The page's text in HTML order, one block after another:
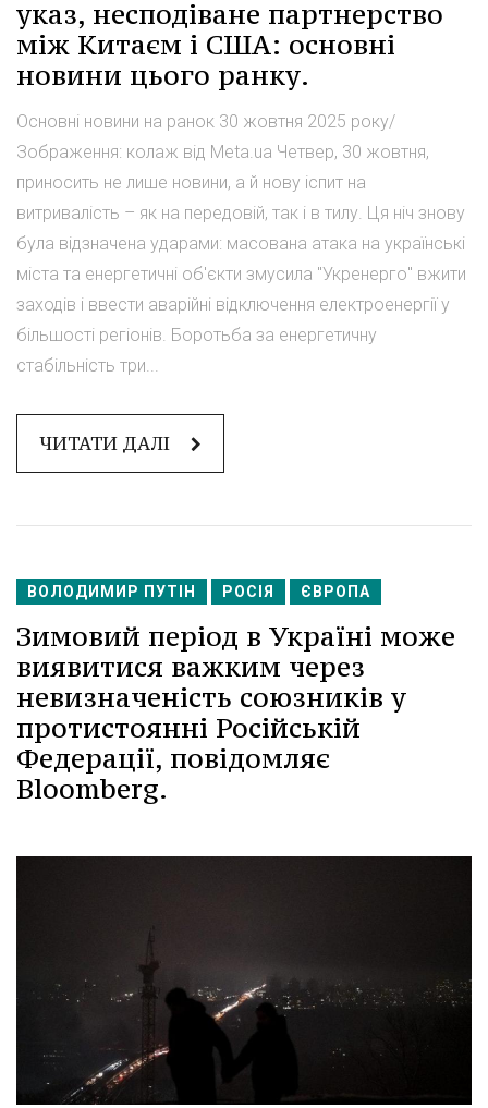
указ, несподіване партнерство
між Китаєм і США: основні
новини цього ранку.
Основні новини на ранок 30 жовтня 2025 року/
Зображення: колаж від Мeta.ua Четвер, 30 жовтня,
приносить не лише новини, а й нову іспит на
витривалість – як на передовій, так і в тилу. Ця ніч знову
була відзначена ударами: масована атака на українські
міста та енергетичні об'єкти змусила "Укренерго" вжити
заходів і ввести аварійні відключення електроенергії у
більшості регіонів. Боротьба за енергетичну
стабільність три...
ЧИТАТИ ДАЛІ
ВОЛОДИМИР ПУТІН РОСІЯ ЄВРОПА
Зимовий період в Україні може
виявитися важким через
невизначеність союзників у
протистоянні Російській
Федерації, повідомляє
Bloomberg.